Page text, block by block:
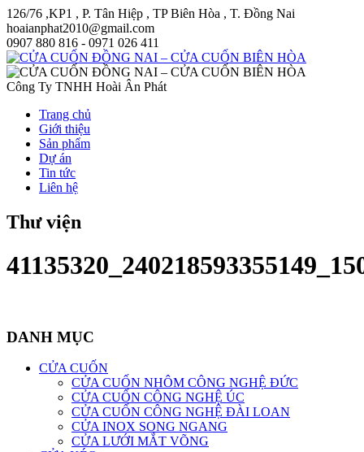
126/76 ,KP1 , P. Tân Hiệp , TP Biên Hòa , T. Đồng Nai
hoaianphat2010@gmail.com
0907 880 816 - 0971 026 411
Công Ty TNHH Hoài Ân Phát
Trang chủ
Giới thiệu
Sản phẩm
Dự án
Tin tức
Liên hệ
Thư viện
DANH MỤC
CỬA CUỐN
CỬA CUỐN NHÔM CÔNG NGHỆ ĐỨC
CỬA CUỐN CÔNG NGHỆ ÚC
CỬA CUỐN CÔNG NGHỆ ĐÀI LOAN
CỬA INOX SONG NGANG
CỬA LƯỚI MẮT VÕNG